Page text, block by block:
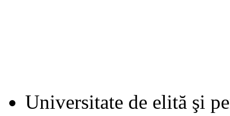
Universitate de elită şi